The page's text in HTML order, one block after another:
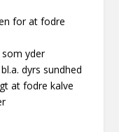
for at fodre
som yder
dyrs sundhed
at fodre kalve